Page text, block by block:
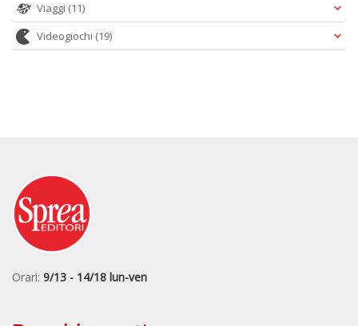
Viaggi (11)
Videogiochi (19)
Orari: 9/13 - 14/18 lun-ven